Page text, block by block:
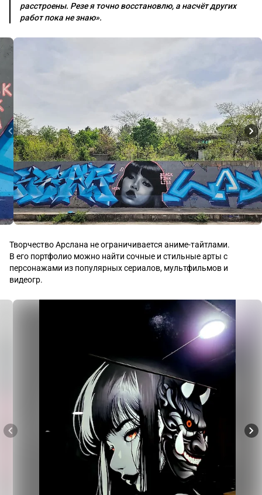
расстроены. Резе я точно восстановлю, а насчёт других
работ пока не знаю».
Творчество Арслана не ограничивается аниме-тайтлами.
В его портфолио можно найти сочные и стильные арты с
персонажами из популярных сериалов, мультфильмов и
видеогр.